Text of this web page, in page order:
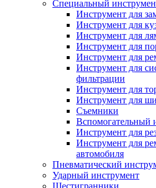
Специальный
Инструмент для
Инструмент для
Инструмент для
Инструмент для
Инструмент для
Инструмент для
фильтрации
Инструмент для
Инструмент для
Съемники
Вспомогательный
Инструмент для
Инструмент для
автомобиля
Пневматический
Ударный инструмент
Шестигранники